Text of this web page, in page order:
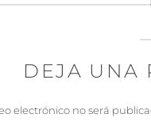
DEJA UNA
electrónico no será